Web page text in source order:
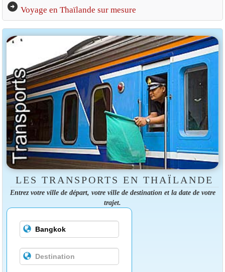
arrow_circle_right Voyage en Thaïlande sur mesure
LES TRANSPORTS EN THAÏLANDE
Entrez votre ville de départ, votre ville de destination et la date de votre
trajet.